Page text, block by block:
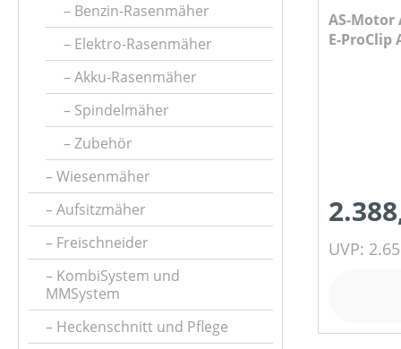
AUSWURFART
BETRIEBSART
EMPFOHLENE RASENFLÄCHE
FAHRANTRIEBSART
FANGSACKFÜLLSTANDSANZEIGE
Benzin-Rasenmäher
Elektro-Rasenmäher
Akku-Rasenmäher
Spindelmäher
Zubehör
Wiesenmäher
Aufsitzmäher
Freischneider
KombiSystem und
MMSystem
Heckenschnitt und Pflege
AS-Motor
E-ProClip
UVP: